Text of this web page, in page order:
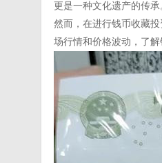
更是一种文化遗产的传承
然而，在进行钱币收藏
场行情和价格波动，了